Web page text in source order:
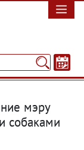
мэру
собаками